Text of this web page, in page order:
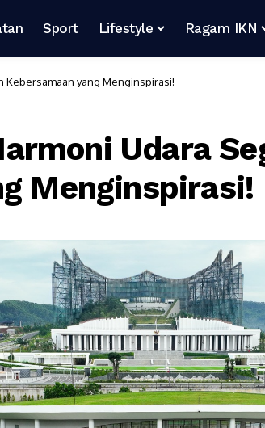
Sport Lifestyle Ragam IKN
Kebersamaan yang Menginspirasi!
Udara
Menginspirasi!